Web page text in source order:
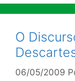
O
06/05/2009